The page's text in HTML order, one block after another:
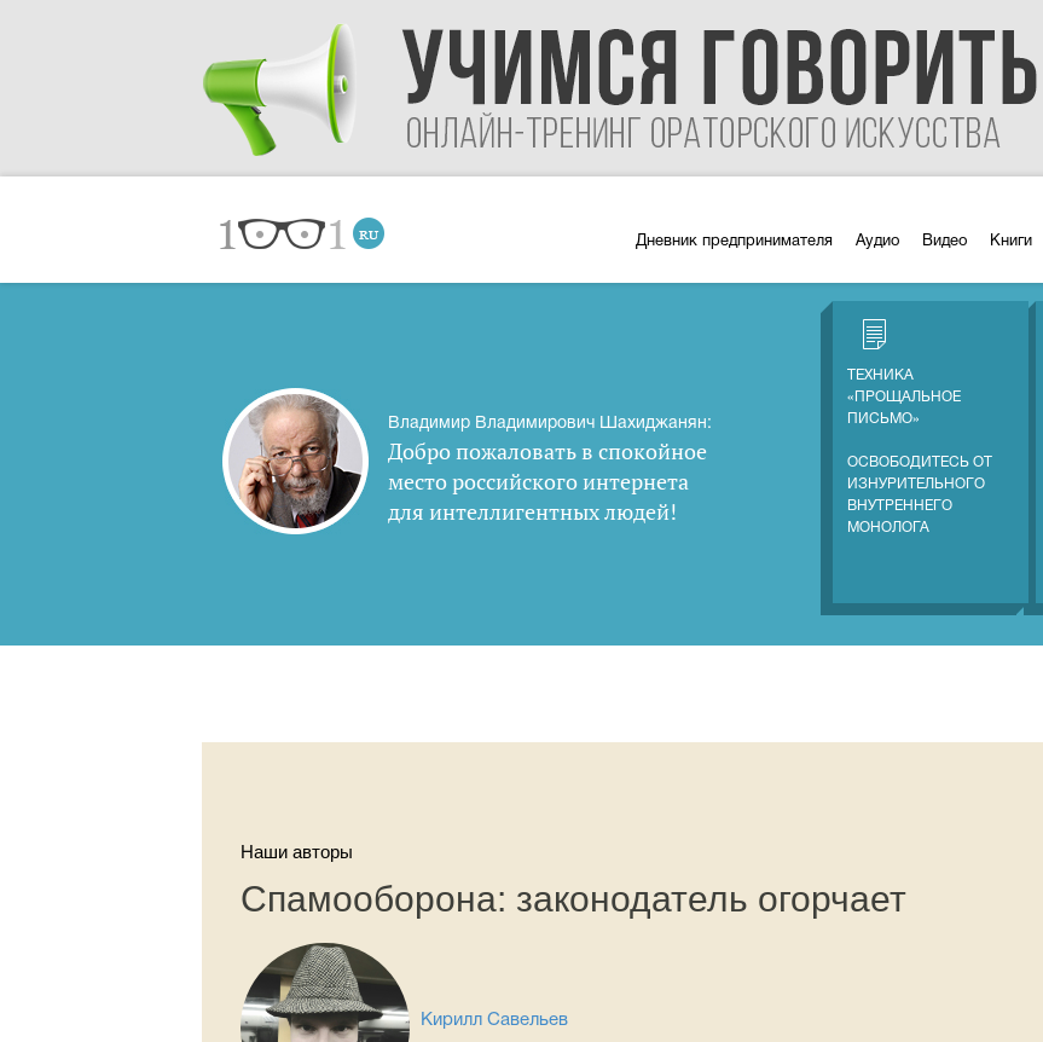
Дневник предпринимателя Аудио Видео Книги
Владимир Владимирович Шахиджанян:
Добро пожаловать в спокойное
место российского интернета
для интеллигентных людей!
ТЕХНИКА
«ПРОЩАЛЬНОЕ
ПИСЬМО»
ОСВОБОДИТЕСЬ ОТ
ИЗНУРИТЕЛЬНОГО
ВНУТРЕННЕГО
МОНОЛОГА
Наши авторы
Спамооборона: законодатель огорчает
Кирилл Савельев